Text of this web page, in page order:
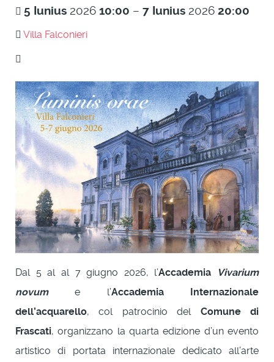
5 Iunius 2026 10:00 – 7 Iunius 2026 20:00
Villa Falconieri
Dal 5 al al 7 giugno 2026, l’Accademia
Vivarium
novume l’Accademia Internazionale
dell’acquarello, col patrocinio del Comune di
Frascati, organizzano la quarta edizione d’un evento
artistico di portata internazionale dedicato all’arte